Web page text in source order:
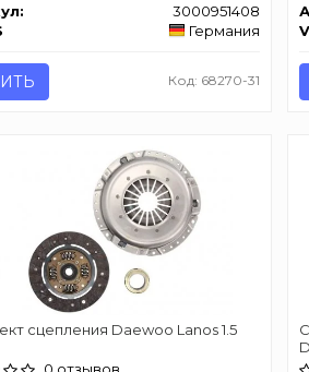
3000951408
Германия
Код: 68270-31
сцепления Daewoo Lanos 1.5
0 отзывов